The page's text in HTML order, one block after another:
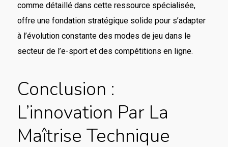
comme détaillé dans cette ressource spécialisée,
offre une fondation stratégique solide pour s’adapter
à l’évolution constante des modes de jeu dans le
secteur de l’e-sport et des compétitions en ligne.
Conclusion :
L’innovation Par La
Maîtrise Technique